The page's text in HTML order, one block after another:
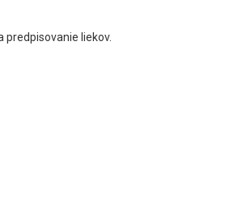
predpisovanie liekov.